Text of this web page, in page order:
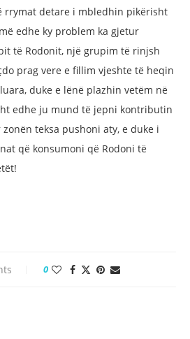
rrymat detare i mbledhin pikërisht
edhe ky problem ka gjetur
të Rodonit, një grupim të rinjsh
prag vere e fillim vjeshte të heqin
duke e lënë plazhin vetëm në
edhe ju mund të jepni kontributin
teksa pushoni aty, e duke i
që konsumoni që Rodoni të
0